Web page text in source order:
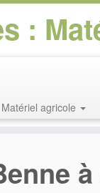
:
Matériel agricole